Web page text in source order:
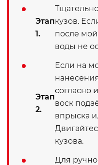
Этап
1.
кузов.
после
воды не
Этап
2.
Если на
согласно
воск
впрыска
кузова.
Для